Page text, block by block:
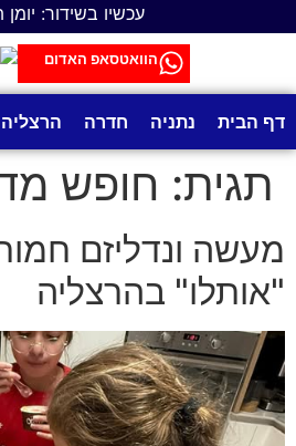
עכשיו בשידור:
הוואטסאפ האדום
דף הבית נתניה חדרה הרצליה
תגית: חופש
מעשה ונדליזם
"אותלו" בהרצליה